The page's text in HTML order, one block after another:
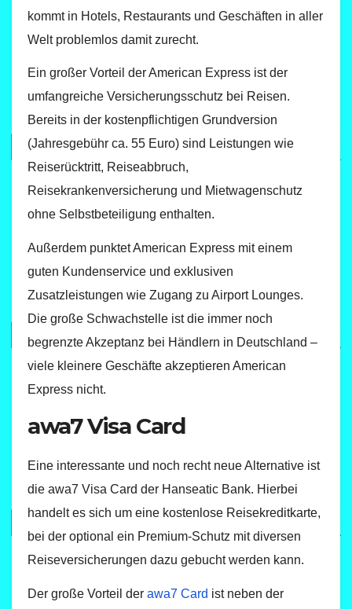
kommt in Hotels, Restaurants und Geschäften in aller
Welt problemlos damit zurecht.
Ein großer Vorteil der American Express ist der
umfangreiche Versicherungsschutz bei Reisen.
Bereits in der kostenpflichtigen Grundversion
(Jahresgebühr ca. 55 Euro) sind Leistungen wie
Reiserücktritt, Reiseabbruch,
Reisekrankenversicherung und Mietwagenschutz
ohne Selbstbeteiligung enthalten.
Außerdem punktet American Express mit einem
guten Kundenservice und exklusiven
Zusatzleistungen wie Zugang zu Airport Lounges.
Die große Schwachstelle ist die immer noch
begrenzte Akzeptanz bei Händlern in Deutschland –
viele kleinere Geschäfte akzeptieren American
Express nicht.
awa7 Visa Card
Eine interessante und noch recht neue Alternative ist
die awa7 Visa Card der Hanseatic Bank. Hierbei
handelt es sich um eine kostenlose Reisekreditkarte,
bei der optional ein Premium-Schutz mit diversen
Reiseversicherungen dazu gebucht werden kann.
Der große Vorteil der awa7 Card ist neben der